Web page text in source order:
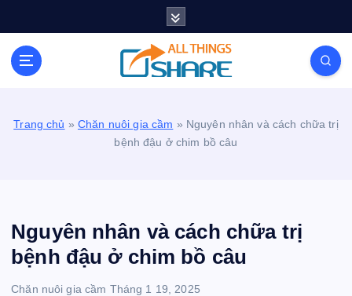
Personal Blog | Knowledge | Technology | Tips |
Pets | Life
Trang chủ » Chăn nuôi gia cầm » Nguyên nhân và cách chữa trị
bệnh đậu ở chim bồ câu
Nguyên nhân và cách chữa trị
bệnh đậu ở chim bồ câu
Chăn nuôi gia cầm Tháng 1 19, 2025